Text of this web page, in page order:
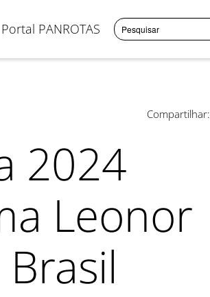
Portal PANROTAS
Compartilhar:
2024
Leonor